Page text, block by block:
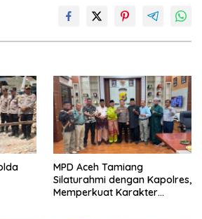
MPD Aceh Tamiang
Silaturahmi dengan Kapolres,
Memperkuat Karakter